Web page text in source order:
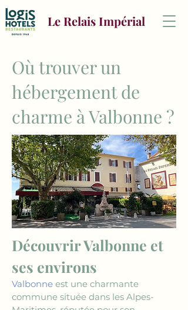
Le Relais Impérial
Où trouver un
hébergement de
charme à Valbonne ?
Découvrir Valbonne et
ses environs
Valbonne est une charmante
commune située dans les Alpes-